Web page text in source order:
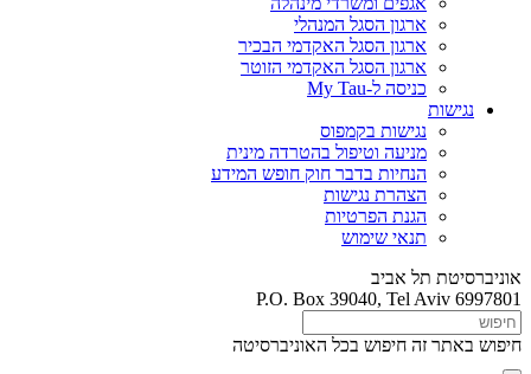
ארגון הסגל המנהלי
ארגון הסגל האקדמי הבכיר
ארגון הסגל האקדמי הזוטר
כניסה ל-My Tau
נגישות
נגישות בקמפוס
מניעה וטיפול בהטרדה מינית
הנחיות בדבר חוק חופש המידע
הצהרת נגישות
הגנת הפרטיות
תנאי שימוש
אוניברסיטת תל אביב
P.O. Box 39040, Tel Aviv 6997801
חיפוש באתר זה חיפוש בכל האוניברסיטה